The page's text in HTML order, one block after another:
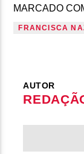
MARCADO
FRANCISCA
AUTOR